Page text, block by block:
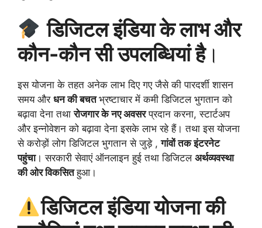
डिजिटल इंडिया के लाभ और
कौन-कौन सी उपलब्धियां है।
इस योजना के तहत अनेक लाभ दिए गए जैसे की पारदर्शी शासन
समय और धन की बचतभ्रष्टाचार में कमी डिजिटल भुगतान को
बढ़ावा देना तथारोजगार के नए अवसरप्रदान करना, स्टार्टअप
और इन्नोवेशन को बढ़ावा देना इसके लाभ रहे हैं। तथा इस योजना
से करोड़ों लोग डिजिटल भुगतान से जुड़े ,गांवों तक इंटरनेट
पहुंचा। सरकारी सेवाएं ऑनलाइन हुई तथा डिजिटल अर्थव्यवस्था
की ओर विकसितहुआ।
डिजिटल इंडिया योजना की